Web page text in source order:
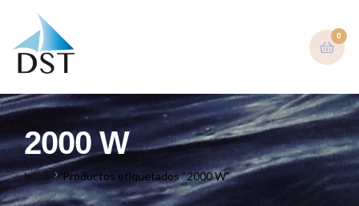
0
2000 W
Inicio Productos etiquetados “2000 W”